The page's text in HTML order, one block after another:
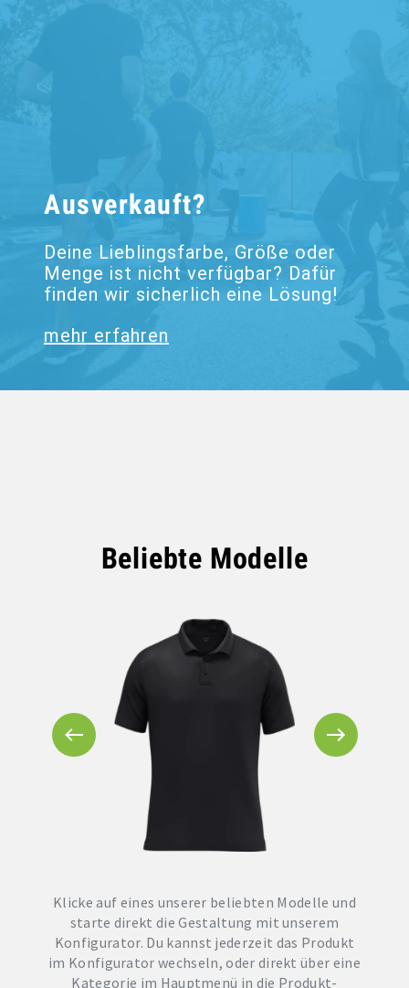
Ausverkauft?
Deine Lieblingsfarbe, Größe oder
Menge ist nicht verfügbar? Dafür
finden wir sicherlich eine Lösung!
mehr erfahren
Beliebte Modelle
Klicke auf eines unserer beliebten Modelle und
starte direkt die Gestaltung mit unserem
Konfigurator. Du kannst jederzeit das Produkt
im Konfigurator wechseln, oder direkt über eine
Kategorie im Hauptmenü in die Produkt-